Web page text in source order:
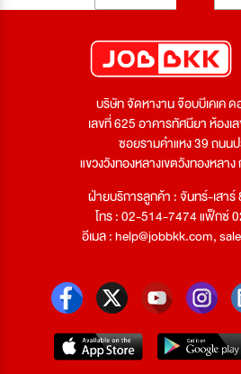
บริษัท จัดหางาน จ๊อบบีเคเค
เลขที่ 625 อาคารทัศนียา ห้อง
ซอยรามคำแหง 39 ถนน
แขวงวังทองหลางเขตวังทองหลา
ฝ่ายบริการลูกค้า : จันทร์-เสา
โทร : 02-514-7474 แฟ็กซ์
อีเมล :help@jobbkk.com,